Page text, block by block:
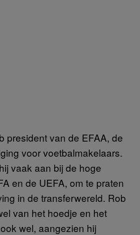
president van de EFAA, de
voor voetbalmakelaars.
vaak aan bij de hoge
en de UEFA, om te praten
in de transferwereld. Rob
van het hoedje en het
wel, aangezien hij